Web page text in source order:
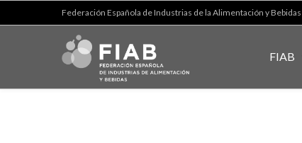
Federación Española de Industrias de la Alimentación y Bebidas
FIAB